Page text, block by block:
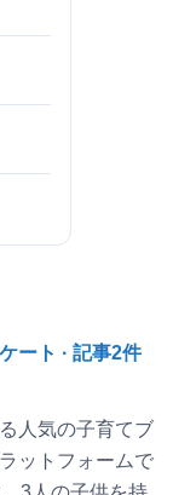
ート · 記事2件
人気の子育てブ
ットフォームで